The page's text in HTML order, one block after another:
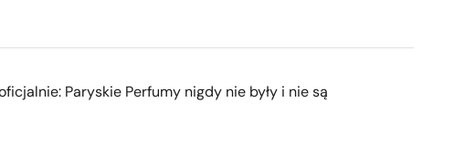
Paryskie Perfumy nigdy nie były i nie są